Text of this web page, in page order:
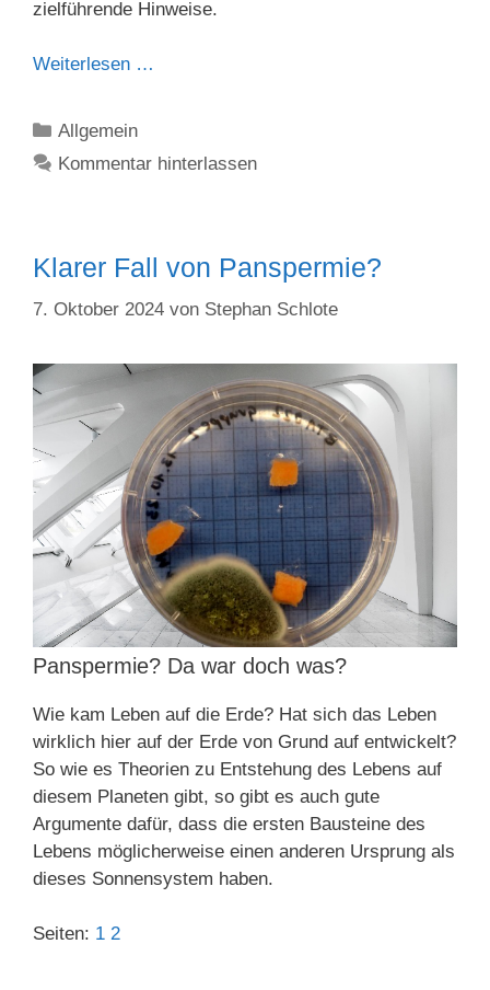
zielführende Hinweise.
Weiterlesen …
Kategorien
Allgemein
Kommentar hinterlassen
Klarer Fall von Panspermie?
7. Oktober 2024 von Stephan Schlote
Panspermie? Da war doch was?
Wie kam Leben auf die Erde? Hat sich das Leben
wirklich hier auf der Erde von Grund auf entwickelt?
So wie es Theorien zu Entstehung des Lebens auf
diesem Planeten gibt, so gibt es auch gute
Argumente dafür, dass die ersten Bausteine des
Lebens möglicherweise einen anderen Ursprung als
dieses Sonnensystem haben.
Seiten: 1 2